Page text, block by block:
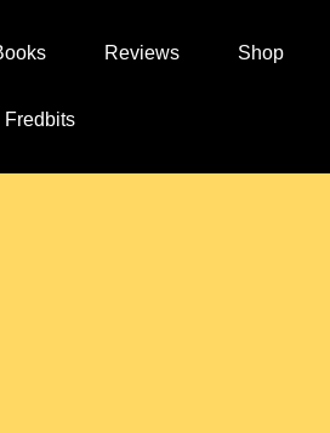
Reviews Shop
Fredbits